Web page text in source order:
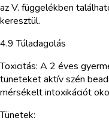
az V. függelékben
keresztül.
4.9 Túladagolás
Toxicitás: A 2 éves
tüneteket aktív szén
mérsékelt intoxikációt
Tünetek: